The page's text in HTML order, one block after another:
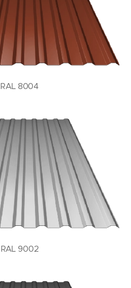
RAL 8004
RAL 9002